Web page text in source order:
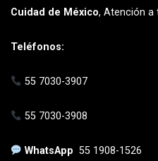
Cuidad de México, Atención a
Teléfonos:
55 7030-3907
55 7030-3908
WhatsApp55 1908-1526